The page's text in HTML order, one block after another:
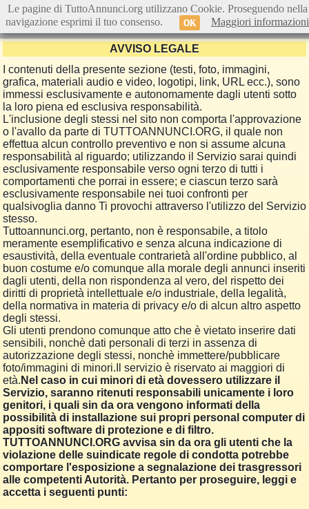
AVVISO LEGALE
I contenuti della presente sezione (testi, foto, immagini,
grafica, materiali audio e video, logotipi, link, URL ecc.), sono
immessi esclusivamente e autonomamente dagli utenti sotto
la loro piena ed esclusiva responsabilità.
L'inclusione degli stessi nel sito non comporta l'approvazione
o l'avallo da parte di TUTTOANNUNCI.ORG, il quale non
effettua alcun controllo preventivo e non si assume alcuna
responsabilità al riguardo; utilizzando il Servizio sarai quindi
esclusivamente responsabile verso ogni terzo di tutti i
comportamenti che porrai in essere; e ciascun terzo sarà
esclusivamente responsabile nei tuoi confronti per
qualsivoglia danno Ti provochi attraverso l'utilizzo del Servizio
stesso.
Tuttoannunci.org, pertanto, non è responsabile, a titolo
meramente esemplificativo e senza alcuna indicazione di
esaustività, della eventuale contrarietà all'ordine pubblico, al
buon costume e/o comunque alla morale degli annunci inseriti
dagli utenti, della non rispondenza al vero, del rispetto dei
diritti di proprietà intellettuale e/o industriale, della legalità,
della normativa in materia di privacy e/o di alcun altro aspetto
degli stessi.
Gli utenti prendono comunque atto che è vietato inserire dati
sensibili, nonchè dati personali di terzi in assenza di
autorizzazione degli stessi, nonchè immettere/pubblicare
foto/immagini di minori.Il servizio è riservato ai maggiori di
età. Nel caso in cui minori di età dovessero utilizzare il
Servizio, saranno ritenuti responsabili unicamente i loro
genitori, i quali sin da ora vengono informati della
possibilità di installazione sui propri personal computer di
appositi software di protezione e di filtro.
TUTTOANNUNCI.ORG avvisa sin da ora gli utenti che la
violazione delle suindicate regole di condotta potrebbe
comportare l'esposizione a segnalazione dei trasgressori
alle competenti Autorità. Pertanto per proseguire, leggi e
accetta i seguenti punti:
Le pagine di TuttoAnnunci.org utilizzano Cookie. Proseguendo nella
navigazione esprimi il tuo consenso.
OK Maggiori informazioni